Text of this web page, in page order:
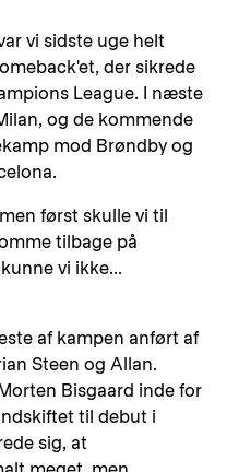
vi sidste uge helt
der sikrede
League. I næste
og de kommende
mod Brøndby og
først skulle vi til
tilbage på
vi ikke...
af kampen anført af
Steen og Allan.
Bisgaard inde for
til debut i
sig, at